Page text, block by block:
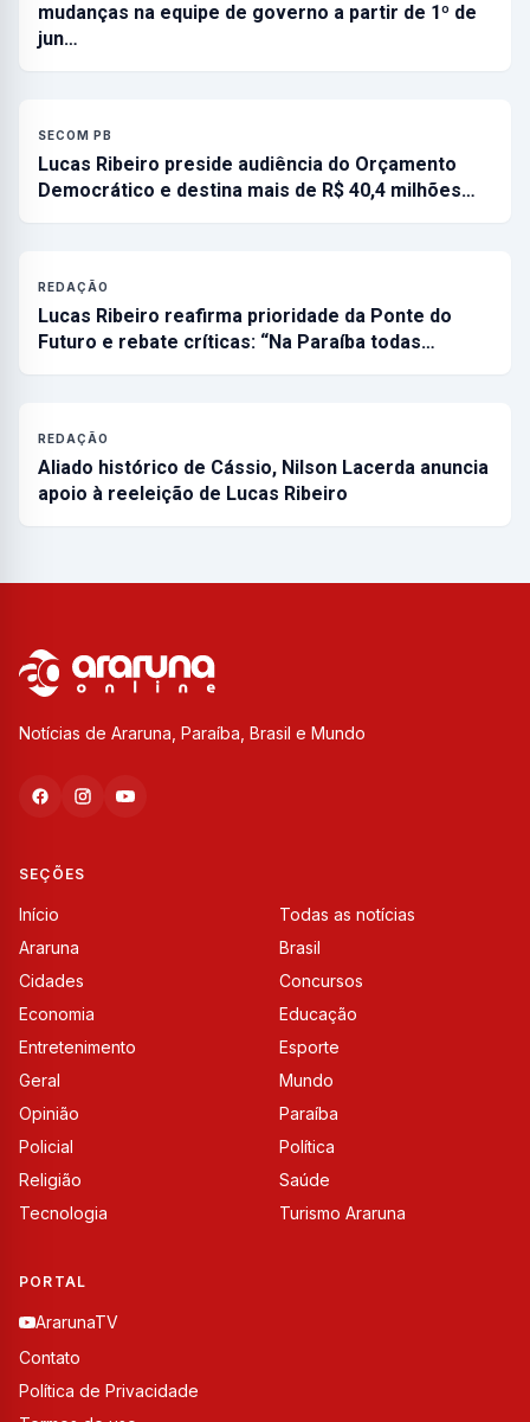
mudanças na equipe de governo a partir de 1º de
jun…
SECOM PB
Lucas Ribeiro preside audiência do Orçamento
Democrático e destina mais de R$ 40,4 milhões…
REDAÇÃO
Lucas Ribeiro reafirma prioridade da Ponte do
Futuro e rebate críticas: “Na Paraíba todas…
REDAÇÃO
Aliado histórico de Cássio, Nilson Lacerda anuncia
apoio à reeleição de Lucas Ribeiro
Notícias de Araruna, Paraíba, Brasil e Mundo
SEÇÕES
Início
Todas as notícias
Araruna
Brasil
Cidades
Concursos
Economia
Educação
Entretenimento
Esporte
Geral
Mundo
Opinião
Paraíba
Policial
Política
Religião
Saúde
Tecnologia
Turismo Araruna
PORTAL
ArarunaTV
Contato
Política de Privacidade